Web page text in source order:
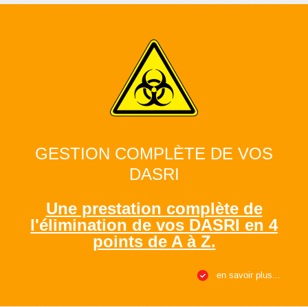
GESTION COMPLÈTE DE VOS
DASRI
Une prestation complète de
l'élimination de vos DASRI en 4
points de A à Z.
en savoir plus...